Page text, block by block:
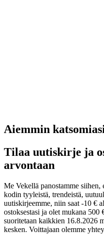
Aiemmin
Tilaa uutiskirje ja
arvontaan
Me Vekellä panostamme siihen,
kodin tyyleistä, trendeistä,
uutiskirjeemme, niin saat -10 €
ostoksestasi ja olet mukana
suoritetaan kaikkien 16.8.2026
kesken. Voittajaan olemme